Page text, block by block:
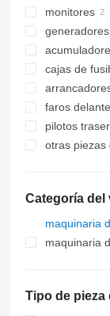
monitores
generadores
cajas de
faros
pilotos
otras piezas
Categoría del
maquinaria
maquinaria
Tipo de pieza